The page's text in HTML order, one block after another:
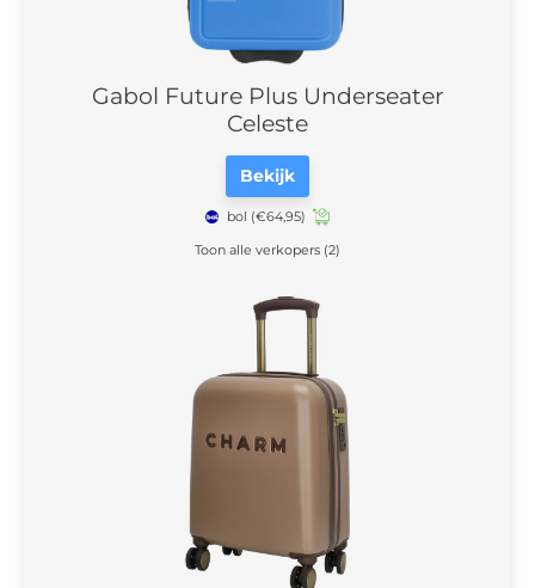
Gabol Future Plus Underseater
Celeste
Bekijk
bol (€64,95)
Toon alle verkopers (2)